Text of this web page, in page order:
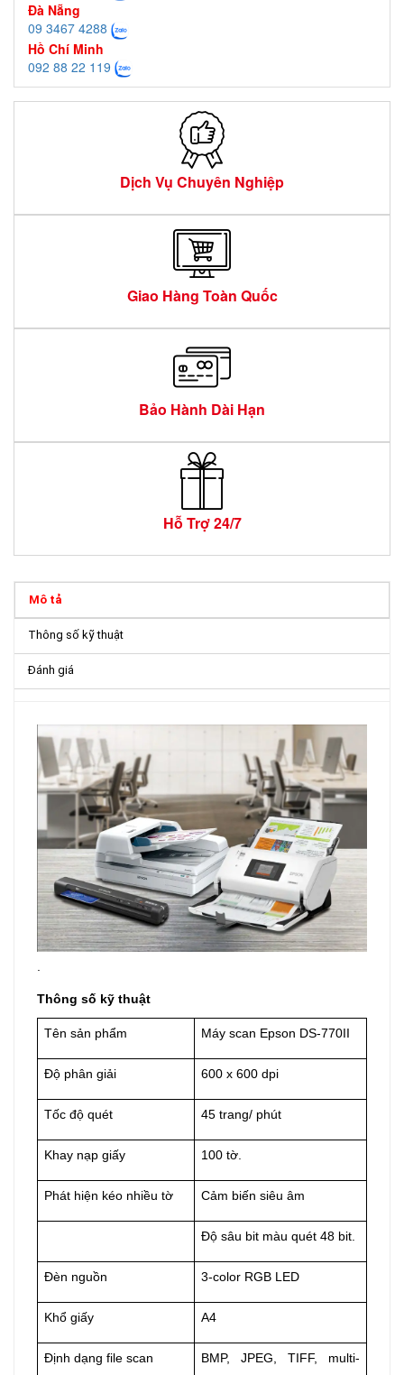
Đà Nẵng
09 3467 4288
Hồ Chí Minh
092 88 22 119
Dịch Vụ Chuyên Nghiệp
Giao Hàng Toàn Quốc
Bảo Hành Dài Hạn
Hỗ Trợ 24/7
Mô tả
Thông số kỹ thuật
Đánh giá
Thông số kỹ thuật
Tên sản phẩm Máy scan Epson DS-770II
Độ phân giải 600 x 600 dpi
Tốc độ quét 45 trang/ phút
Khay nạp giấy 100 tờ.
Phát hiện kéo nhiều tờ Cảm biến siêu âm
Độ sâu bit màu quét 48 bit.
Đèn nguồn 3-color RGB LED
Khổ giấy A4
Định dạng file scan BMP, JPEG, TIFF, multi-